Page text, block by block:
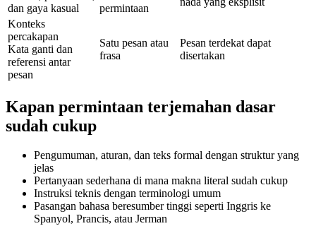
dan gaya kasual
permintaan
Konteks
percakapan
Kata ganti dan
referensi antar
pesan
Satu pesan atau
frasa
Pesan terdekat dapat
disertakan
Kapan permintaan terjemahan dasar
sudah cukup
Pengumuman, aturan, dan teks formal dengan struktur yang
jelas
Pertanyaan sederhana di mana makna literal sudah cukup
Instruksi teknis dengan terminologi umum
Pasangan bahasa beresumber tinggi seperti Inggris ke
Spanyol, Prancis, atau Jerman